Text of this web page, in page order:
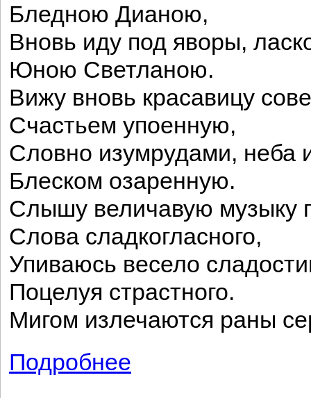
Бледною Дианою,
Вновь иду под яворы,
Юною Светланою.
Вижу вновь красавицу
Счастьем упоенную,
Словно изумрудами, неба
Блеском озаренную.
Слышу величавую музыку
Слова сладкогласного,
Упиваюсь весело
Поцелуя страстного.
Мигом излечаются раны
Подробнее